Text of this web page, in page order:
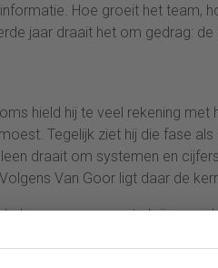
Hoe groeit het team,
jaar draait het om gedrag:
hield hij te veel rekening met
Tegelijk ziet hij die fase
draait om systemen en
Van Goor ligt daar de
mensen mee te krijgen en
Juist daardoor sturen ze
die achterblijven.